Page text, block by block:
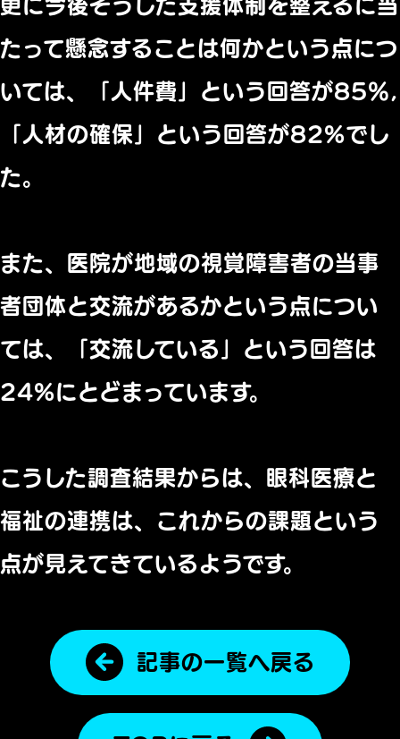
更に今後そうした支援体制を整えるに当
たって懸念することは何かという点につ
いては、「人件費」という回答が85％,
「人材の確保」という回答が82%でし
た。
また、医院が地域の視覚障害者の当事
者団体と交流があるかという点につい
ては、「交流している」という回答は
24%にとどまっています。
こうした調査結果からは、眼科医療と
福祉の連携は、これからの課題という
点が見えてきているようです。
記事の一覧へ戻る